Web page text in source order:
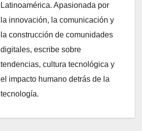
Latinoamérica. Apasionada por
la innovación, la comunicación y
la construcción de comunidades
digitales, escribe sobre
tendencias, cultura tecnológica y
el impacto humano detrás de la
tecnología.